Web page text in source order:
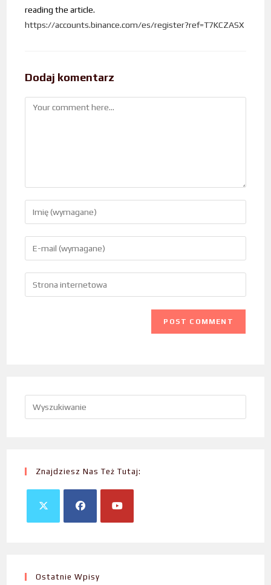
reading the article.
https://accounts.binance.com/es/register?ref=T7KCZASX
Dodaj komentarz
Znajdziesz Nas Też Tutaj:
Ostatnie Wpisy